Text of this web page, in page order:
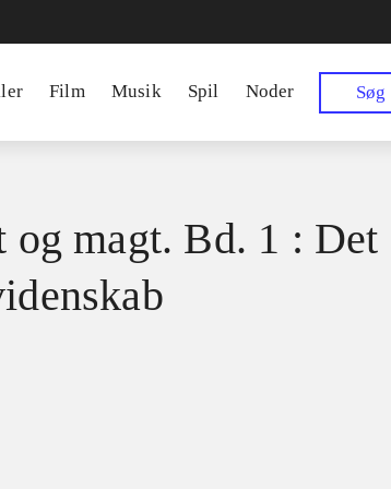
Film Musik Spil Noder Søg
og magt. Bd. 1 : Det